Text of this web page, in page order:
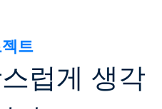
트
럽게 생각